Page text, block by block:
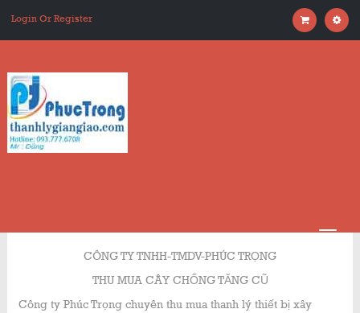
Login Or Register
CÔNG TY TNHH-TMDV-PHÚC TRỌNG
THU MUA CÂY CHỐNG TĂNG CŨ
Công ty Phúc Trọng chuyên thu mua thanh lý thiết bị xây